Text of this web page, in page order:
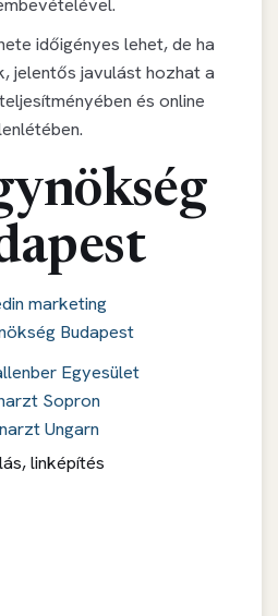
időigényes lehet, de ha
jelentős javulást hozhat a
és online
marketing
Budapest
Egyesület
Sopron
Ungarn
linképítés